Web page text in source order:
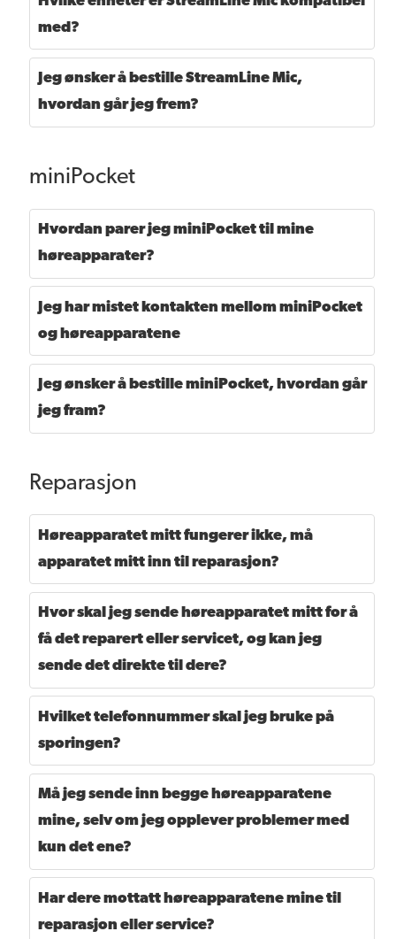
med?
Jeg ønsker å bestille StreamLine Mic,
hvordan går jeg frem?
miniPocket
Hvordan parer jeg miniPocket til mine
høreapparater?
Jeg har mistet kontakten mellom miniPocket
og høreapparatene
Jeg ønsker å bestille miniPocket, hvordan går
jeg fram?
Reparasjon
Høreapparatet mitt fungerer ikke, må
apparatet mitt inn til reparasjon?
Hvor skal jeg sende høreapparatet mitt for å
få det reparert eller servicet, og kan jeg
sende det direkte til dere?
Hvilket telefonnummer skal jeg bruke på
sporingen?
Må jeg sende inn begge høreapparatene
mine, selv om jeg opplever problemer med
kun det ene?
Har dere mottatt høreapparatene mine til
reparasjon eller service?